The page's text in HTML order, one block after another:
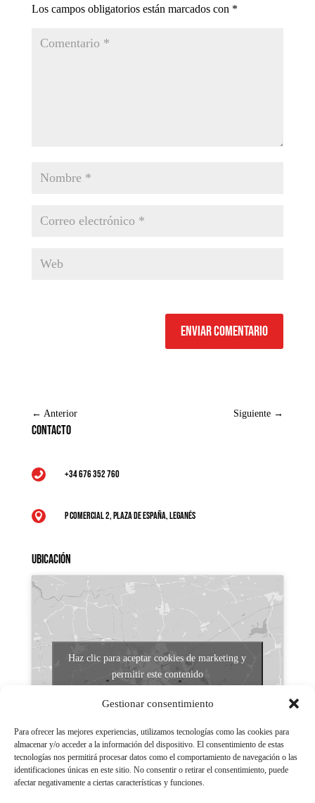
Gestionar consentimiento
Para ofrecer las mejores experiencias, utilizamos tecnologías como las cookies para
almacenar y/o acceder a la información del dispositivo. El consentimiento de estas
tecnologías nos permitirá procesar datos como el comportamiento de navegación o las
identificaciones únicas en este sitio. No consentir o retirar el consentimiento, puede
afectar negativamente a ciertas características y funciones.
Los campos obligatorios están marcados con *
Enviar comentario
← Anterior Siguiente →
Contacto
 +34 676 352 760
 P Comercial 2, Plaza de España, Leganés
Ubicación
Haz clic para aceptar cookies de marketing y
permitir este contenido
Aviso legal